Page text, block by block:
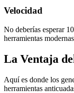
Velocidad
No deberías esperar
herramientas
La Ventaja
Aquí es donde los
herramientas